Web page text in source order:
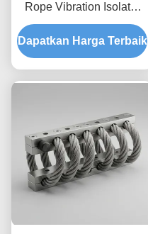
Rope Vibration Isolator
Fungus Chemical
Washdown Resistant
Stainless Steel Isolation
Dapatkan Harga Terbaik